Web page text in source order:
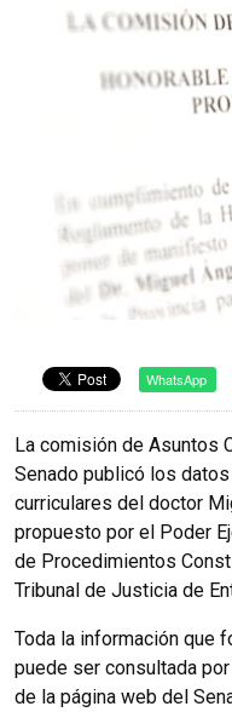
WhatsApp
La comisión de Asuntos
Senado publicó los
curriculares del doctor
propuesto por el Poder
de Procedimientos
Tribunal de Justicia de
Toda la información que
puede ser consultada
de la página web del